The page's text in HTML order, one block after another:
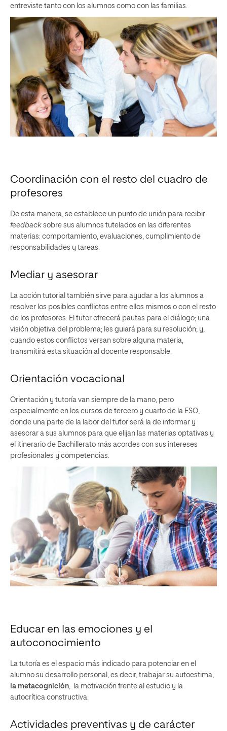
entreviste tanto con los alumnos como con las familias.
Coordinación con el resto del cuadro de
profesores
De esta manera, se establece un punto de unión para recibir
feedback sobre sus alumnos tutelados en las diferentes
materias: comportamiento, evaluaciones, cumplimiento de
responsabilidades y tareas.
Mediar y asesorar
La acción tutorial también sirve para ayudar a los alumnos a
resolver los posibles conflictos entre ellos mismos o con el resto
de los profesores. El tutor ofrecerá pautas para el diálogo; una
visión objetiva del problema; les guiará para su resolución; y,
cuando estos conflictos versan sobre alguna materia,
transmitirá esta situación al docente responsable.
Orientación vocacional
Orientación y tutoría van siempre de la mano, pero
especialmente en los cursos de tercero y cuarto de la ESO,
donde una parte de la labor del tutor será la de informar y
asesorar a sus alumnos para que elijan las materias optativas y
el itinerario de Bachillerato más acordes con sus intereses
profesionales y competencias.
Educar en las emociones y el
autoconocimiento
La tutoría es el espacio más indicado para potenciar en el
alumno su desarrollo personal, es decir, trabajar su autoestima,
la metacognición , la motivación frente al estudio y la
autocrítica constructiva.
Actividades preventivas y de carácter